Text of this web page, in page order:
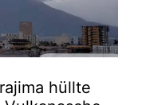
hüllte